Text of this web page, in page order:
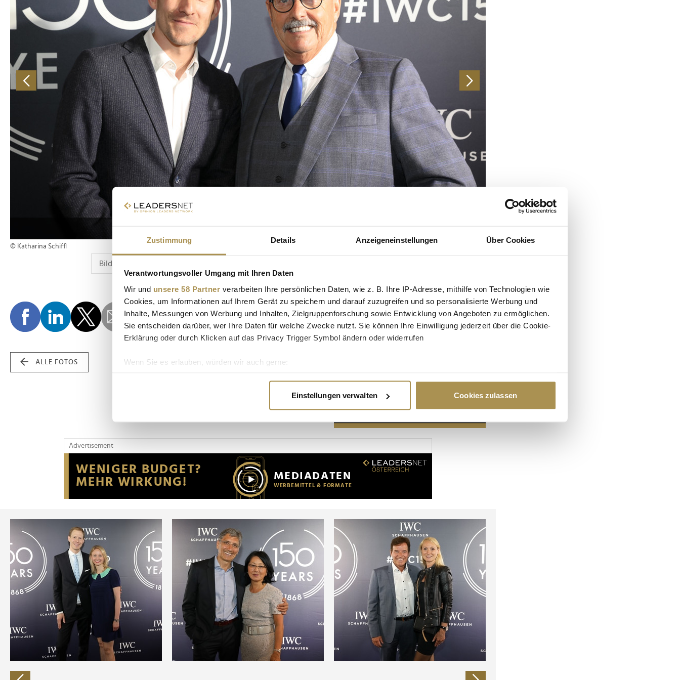
Zustimmung Details Anzeigeneinstellungen Über Cookies
Verantwortungsvoller Umgang mit Ihren Daten
Wir und unsere 58 Partner verarbeiten Ihre persönlichen Daten, wie z. B. Ihre IP-Adresse, mithilfe von Technologien wie
Cookies, um Informationen auf Ihrem Gerät zu speichern und darauf zuzugreifen und so personalisierte Werbung und
Inhalte, Messungen von Werbung und Inhalten, Zielgruppenforschung sowie Entwicklung von Angeboten zu ermöglichen.
Sie entscheiden darüber, wer Ihre Daten für welche Zwecke nutzt. Sie können Ihre Einwilligung jederzeit über die Cookie-
Erklärung oder durch Klicken auf das Privacy Trigger Symbol ändern oder widerrufen
Wenn Sie es erlauben, würden wir auch gerne:
Erfahren Sie mehr darüber, wie Ihre persönlichen Daten verarbeitet werden, und legen Sie Ihre Präferenzen im
Wir verwenden Cookies, um Inhalte und Anzeigen zu personalisieren, Funktionen für soziale Medien anbieten zu können
Website an unsere Partner für soziale Medien, Werbung und Analysen weiter. Unsere Partner führen diese Informationen
möglicherweise mit weiteren Daten zusammen, die Sie ihnen bereitgestellt haben oder die sie im Rahmen Ihrer Nutzung
der Dienste gesammelt haben.
Einstellungen verwalten Cookies zulassen
© Katharina Schiffl
ALLE FOTOS
Advertisement
Advertisement